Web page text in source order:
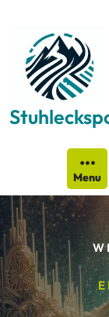
content
Menu